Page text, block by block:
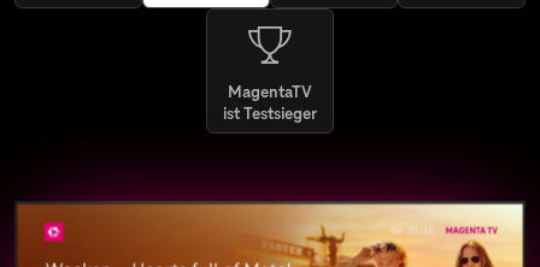
MagentaTV
ist Testsieger